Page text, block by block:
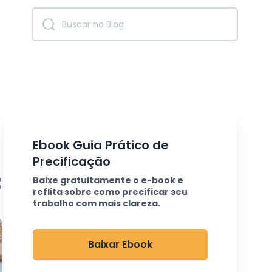
Ebook Guia Prático de
Precificação
Baixe gratuitamente o e-book e
reflita sobre como precificar seu
trabalho com mais clareza.
Baixar Ebook